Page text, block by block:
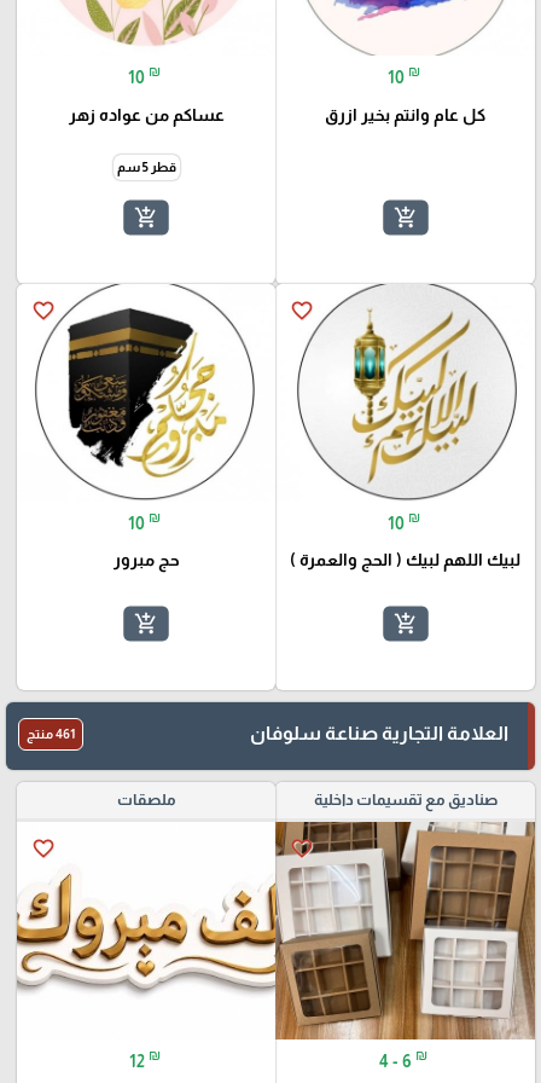
10 ₪
كل عام وانتم بخير ازرق
add_shopping_cart
10 ₪
عساكم من عواده زهر
قطر 5 سم
add_shopping_cart
favorite_border
10 ₪
لبيك اللهم لبيك ( الحج والعمرة )
add_shopping_cart
favorite_border
10 ₪
حج مبرور
add_shopping_cart
العلامة التجارية صناعة سلوفان 461 منتج
صناديق مع تقسيمات داخلية
favorite_border
4 - 6 ₪
ملصقات
favorite_border
12 ₪